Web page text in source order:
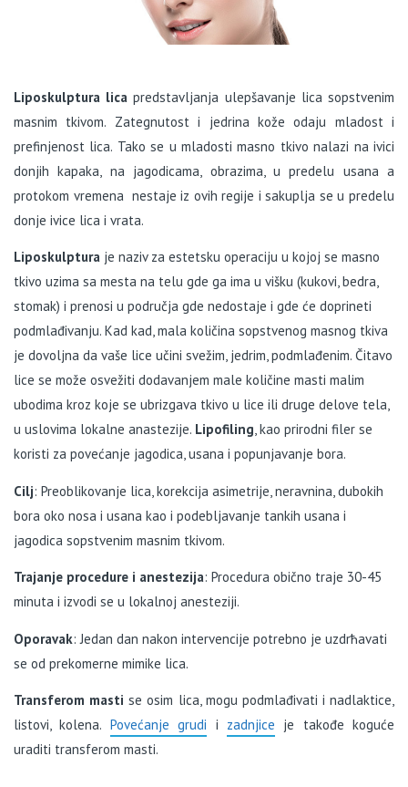
Liposkulptura lica predstavljanja ulepšavanje lica sopstvenim
masnim tkivom. Zategnutost i jedrina kože odaju mladost i
prefinjenost lica. Tako se u mladosti masno tkivo nalazi na ivici
donjih kapaka, na jagodicama, obrazima, u predelu usana a
protokom vremena nestaje iz ovih regije i sakuplja se u predelu
donje ivice lica i vrata.
Liposkulptura je naziv za estetsku operaciju u kojoj se masno
tkivo uzima sa mesta na telu gde ga ima u višku (kukovi, bedra,
stomak) i prenosi u područja gde nedostaje i gde će doprineti
podmlađivanju. Kad kad, mala količina sopstvenog masnog tkiva
je dovoljna da vaše lice učini svežim, jedrim, podmlađenim. Čitavo
lice se može osvežiti dodavanjem male količine masti malim
ubodima kroz koje se ubrizgava tkivo u lice ili druge delove tela,
u uslovima lokalne anastezije. Lipofiling, kao prirodni filer se
koristi za povećanje jagodica, usana i popunjavanje bora.
Cilj: Preoblikovanje lica, korekcija asimetrije, neravnina, dubokih
bora oko nosa i usana kao i podebljavanje tankih usana i
jagodica sopstvenim masnim tkivom.
Trajanje procedure i anestezija: Procedura obično traje 30-45
minuta i izvodi se u lokalnoj anesteziji.
Oporavak: Jedan dan nakon intervencije potrebno je uzdrћavati
se od prekomerne mimike lica.
Transferom masti se osim lica, mogu podmlađivati i nadlaktice,
listovi, kolena. Povećanje grudi i zadnjice je takođe koguće
uraditi transferom masti.